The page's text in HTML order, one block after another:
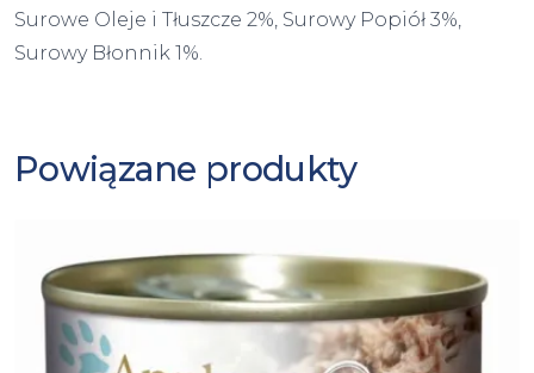
Surowe Oleje i Tłuszcze 2%, Surowy Popiół 3%,
Surowy Błonnik 1%.
Powiązane produkty